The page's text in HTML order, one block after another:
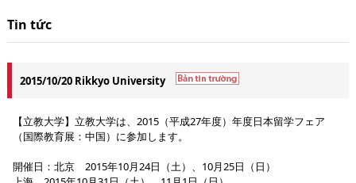
Tin tức
2015/10/20 Rikkyo University
【立教大学】立教大学は、2015（平成27年度）年度日本留学フェア
（国際教育展：中国）に参加します。
開催日：北京 2015年10月24日（土）、10月25日（日）